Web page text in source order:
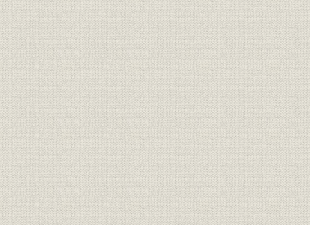
第10章 グローバルな総合メーカーをめざして(1994~98年)
第1節 景気回復の頓挫と紙・パルプ業界
第2節 基本戦略はグローバルな総合メーカー
第3節 資源・環境対策と製品安全憲章
第4節 業績の推移
創業百年を迎えて
索引